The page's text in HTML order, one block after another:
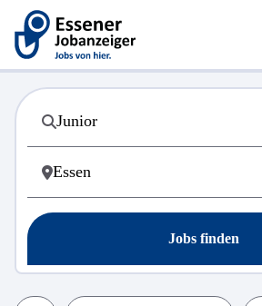
Jobs finden